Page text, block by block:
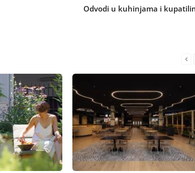
Odvodi u kuhinjama i